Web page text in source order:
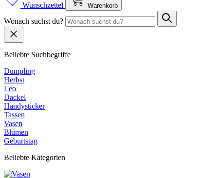
Wunschzettel Warenkorb
Wonach suchst du?
Beliebte Suchbegriffe
Dumpling
Herbst
Leo
Dackel
Handysticker
Tassen
Vasen
Blumen
Geburtstag
Beliebte Kategorien